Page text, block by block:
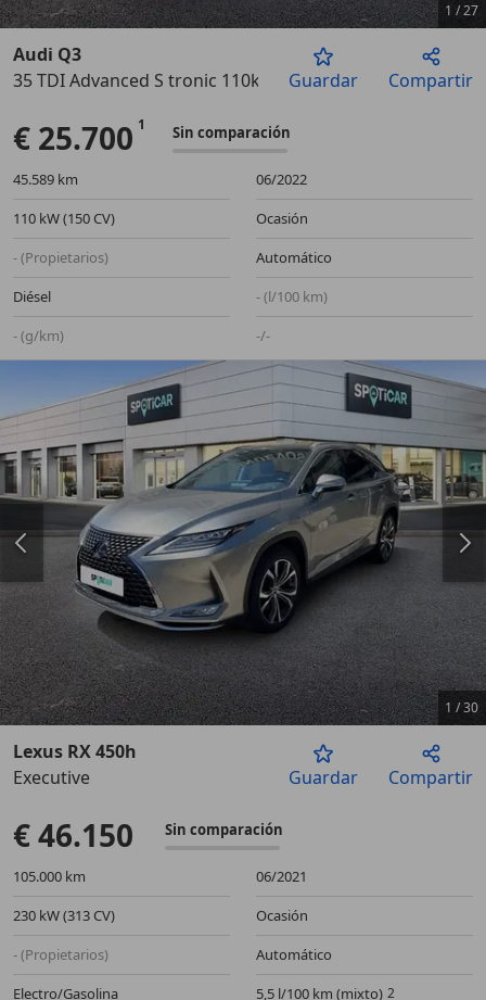
Anterior
1 /27
Audi Q3
35 TDI Advanced S tronic 110kW
Guardar Compartir
€ 25.700 Sin comparación
45.589 km
06/2022
110 kW (150 CV)
Ocasión
- (Propietarios)
Automático
Diésel
- (l/100 km)
- (g/km)
-/-
Anterior
1 /30
Lexus RX 450h
Executive
Guardar Compartir
€ 46.150 Sin comparación
105.000 km
06/2021
230 kW (313 CV)
Ocasión
- (Propietarios)
Automático
Electro/Gasolina
5,5 l/100 km (mixto)